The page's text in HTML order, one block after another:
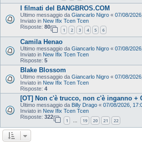
I filmati del BANGBROS.COM
Ultimo messaggio da Giancarlo Nigro « 07/08/
Inviato in New Ifix Tcen Tcen
Risposte: 80
1 2 3 4 5 6
Camila Henao
Ultimo messaggio da Giancarlo Nigro « 07/08/
Inviato in New Ifix Tcen Tcen
Risposte: 5
Blake Blossom
Ultimo messaggio da Giancarlo Nigro « 07/08/
Inviato in New Ifix Tcen Tcen
Risposte: 4
[OT] Non c'è trucco, non c'è inganno +
Ultimo messaggio da Billy Drago « 07/08/2026,
Inviato in New Ifix Tcen Tcen
Risposte: 322
1 … 19 20 21 22